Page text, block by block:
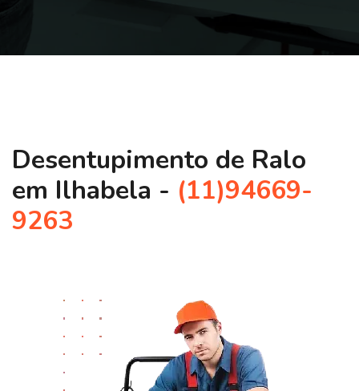
Desentupimento de Ralo
em Ilhabela - (11)94669-
9263